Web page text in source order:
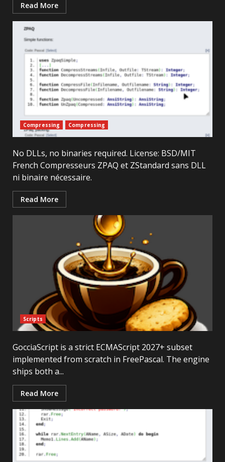
Read More
Compressing Compressing
No DLLs, no binaries required. License: BSD/MIT
French Compresseurs ZPAQ et ZStandard sans DLL
ni binaire nécessaire.
Read More
Scripts
GocciaScript is a strict ECMAScript 2027+ subset
implemented from scratch in FreePascal. The engine
ships both a...
Read More